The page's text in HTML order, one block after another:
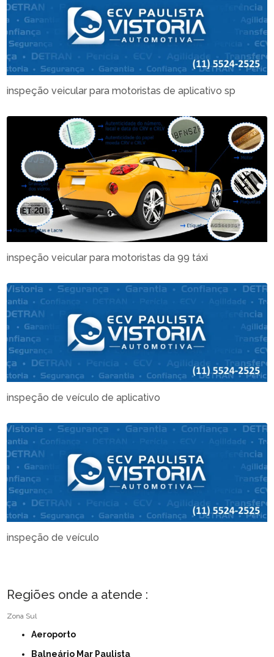
inspeção veicular para motoristas de aplicativo sp
inspeção veicular para motoristas da 99 táxi
inspeção de veículo de aplicativo
inspeção de veículo
Regiões onde a atende :
Zona Sul
Aeroporto
Balneário Mar Paulista